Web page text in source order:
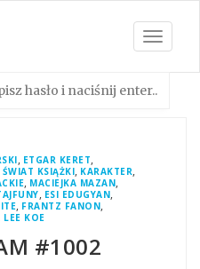
Toggle
, ETGAR KERET,
ŚWIAT KSIĄŻKI, KARAKTER,
, MACIEJKA MAZAN,
, ESI EDUGYAN,
, FRANTZ FANON,
KOE
#1002